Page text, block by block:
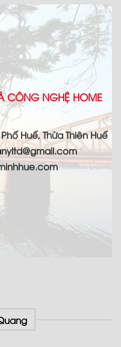
CÔNG NGHỆ HOME
Huế, Thừa Thiên Huế